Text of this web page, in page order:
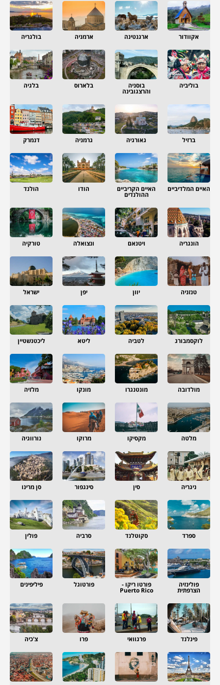
אקוודור ארגנטינה ארמניה בולגריה
בוליביה בוסניה
והרצגובינה
בלארוס בלגיה
ברזיל גאורגיה גרמניה דנמרק
האיים המלדיביים האיים הקריביים
ההולנדים
הודו הולנד
הונגריה ויטנאם ונצואלה טורקיה
טנזניה יוון יפן ישראל
לוקסמבורג לטביה ליטא ליכטנשטיין
מולדובה מונטנגרו מונקו מלזיה
מלטה מקסיקו מרוקו נורווגיה
ניגריה סין סינגפור סן מרינו
ספרד סקוטלנד סרביה פולין
פולינזיה
הצרפתית
פורטו ריקו -
Puerto Rico
פורטוגל פיליפינים
פינלנד פרגוואי פרו צ'כיה